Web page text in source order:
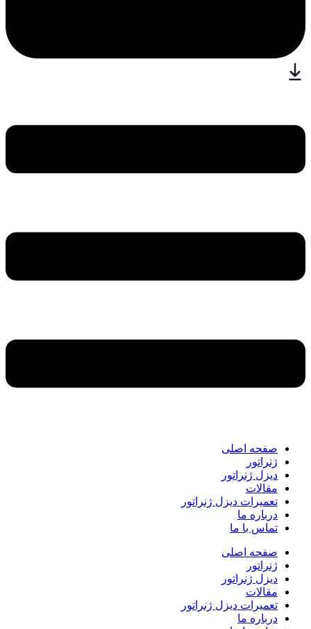
صفحه اصلی
ژنراتور
دیزل ژنراتور
مقالات
تعمیرات دیزل ژنراتور
درباره ما
تماس با ما
صفحه اصلی
ژنراتور
دیزل ژنراتور
مقالات
تعمیرات دیزل ژنراتور
درباره ما